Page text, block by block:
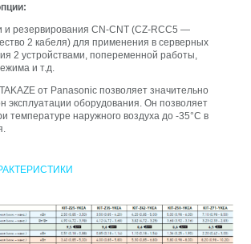
и резервирования CN-CNT (CZ-RCC5 —
2 кабеля) для применения в серверных
2 устройствами, попеременной работы,
и т.д.
от Panasonic позволяет значительно
эксплуатации оборудования. Он позволяет
температуре наружного воздуха до -35°С в